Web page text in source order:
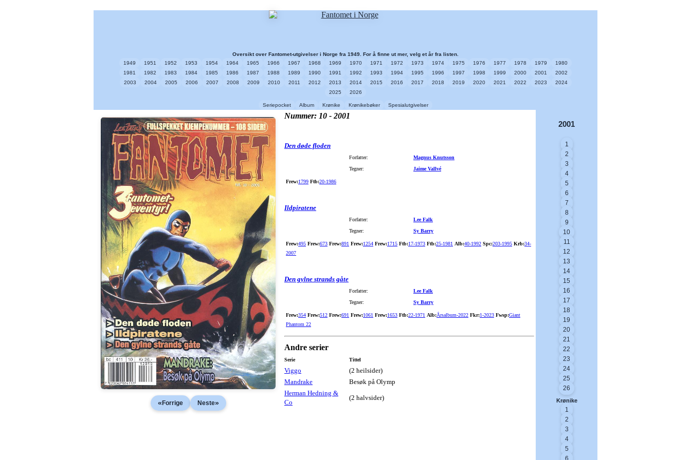
Oversikt over Fantomet-utgivelser i Norge fra 1949. For å finne ut mer, velg et år fra listen.
1949
1951 1952 1953 1954 1964 1965 1966 1967 1968 1969 1970 1971 1972 1973 1974 1975 1976 1977 1978 1979
1980
1981
1982 1983 1984 1985 1986 1987 1988 1989 1990 1991 1992 1993 1994 1995 1996 1997 1998 1999 2000 2001
2002
2003
2004 2005 2006 2007 2008 2009 2010 2011 2012 2013 2014 2015 2016 2017 2018 2019 2020 2021 2022 2023
2024
2025
2026
Seriepocket Album Krønike Krønikebøker Spesialutgivelser
« Forrige Neste»
Nummer: 10 - 2001
Den døde floden
Forfatter:
Magnus Knutsson
Tegner:
Jaime Vallvé
Frew:1799 Ftb:20-1986
Ildpiratene
Forfatter:
Lee Falk
Tegner:
Sy Barry
Frew:495 Frew:673 Frew:891 Frew:1254 Frew:1715 Ftb:17-1973 Ftb:25-1981 Alb:40-1992 Spc:203-1995 Krb:34-
2007
Den gylne strands gåte
Forfatter:
Lee Falk
Tegner:
Sy Barry
Frew:354 Frew:512 Frew:691 Frew:1061 Frew:1653 Ftb:22-1971 Alb:Årsalbum-2022 Fkr:1-2023 Fwsp:Giant
Phantom 22
Andre serier
Serie Tittel
Viggo
(2 heilsider)
Mandrake
Besøk på Olymp
Herman Hedning &
Co
(2 halvsider)
2001
1
2
3
4
5
6
7
8
9
10
11
12
13
14
15
16
17
18
19
20
21
22
23
24
25
26
Krønike
1
2
3
4
5
6